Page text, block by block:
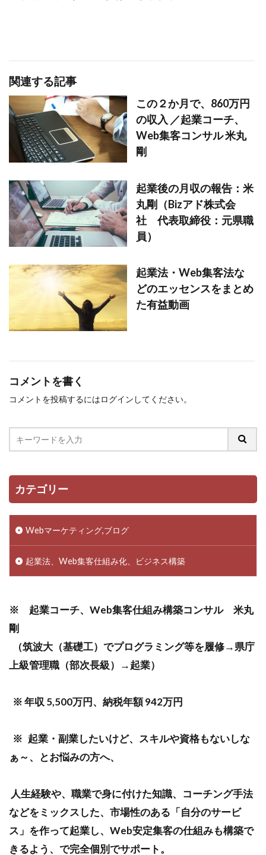
関連する記事
この２か月で、860万円
の収入 ／起業コーチ、
Web集客コンサル 米丸
剛
起業後の月収の報告：米
丸剛（Bizアド株式会
社 代表取締役：元県職
員）
起業法・Web集客法な
どのエッセンスをまとめ
た有益動画
コメントを書く
コメントを投稿するにはログイン してください。
カテゴリー
Webマーケティング,ブログ
起業法、Web集客仕組み化、ビジネス構築
※ 起業コーチ、Web集客仕組み構築コンサル 米丸
剛
（筑波大（基礎工）でプログラミング等を履修→県庁
上級管理職（部次長級）→起業）
※ 年収 5,500万円、納税年額 942万円
※ 起業・副業したいけど、スキルや資格もないしな
ぁ～、とお悩みの方へ、
人生経験や、職業で身に付けた知識、コーチング手法
などをミックスした、市場性のある「自分のサービ
ス」を作って起業し、Web安定集客の仕組みも構築で
きるよう、で完全個別でサポート。